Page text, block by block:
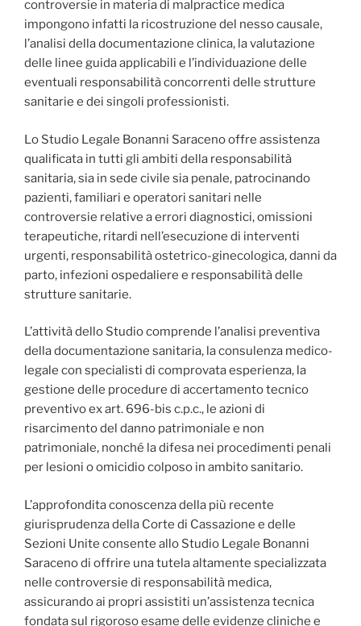
controversie in materia di malpractice medica
impongono infatti la ricostruzione del nesso causale,
l’analisi della documentazione clinica, la valutazione
delle linee guida applicabili e l’individuazione delle
eventuali responsabilità concorrenti delle strutture
sanitarie e dei singoli professionisti.
Lo Studio Legale Bonanni Saraceno offre assistenza
qualificata in tutti gli ambiti della responsabilità
sanitaria, sia in sede civile sia penale, patrocinando
pazienti, familiari e operatori sanitari nelle
controversie relative a errori diagnostici, omissioni
terapeutiche, ritardi nell’esecuzione di interventi
urgenti, responsabilità ostetrico-ginecologica, danni da
parto, infezioni ospedaliere e responsabilità delle
strutture sanitarie.
L’attività dello Studio comprende l’analisi preventiva
della documentazione sanitaria, la consulenza medico-
legale con specialisti di comprovata esperienza, la
gestione delle procedure di accertamento tecnico
preventivo ex art. 696-bis c.p.c., le azioni di
risarcimento del danno patrimoniale e non
patrimoniale, nonché la difesa nei procedimenti penali
per lesioni o omicidio colposo in ambito sanitario.
L’approfondita conoscenza della più recente
giurisprudenza della Corte di Cassazione e delle
Sezioni Unite consente allo Studio Legale Bonanni
Saraceno di offrire una tutela altamente specializzata
nelle controversie di responsabilità medica,
assicurando ai propri assistiti un’assistenza tecnica
fondata sul rigoroso esame delle evidenze cliniche e